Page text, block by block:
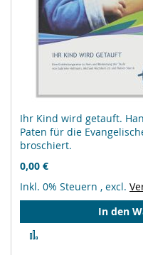
Ihr Kind wird getauft.
Paten für die
broschiert.
0,00 €
Inkl. 0% Steuern , excl.
In den